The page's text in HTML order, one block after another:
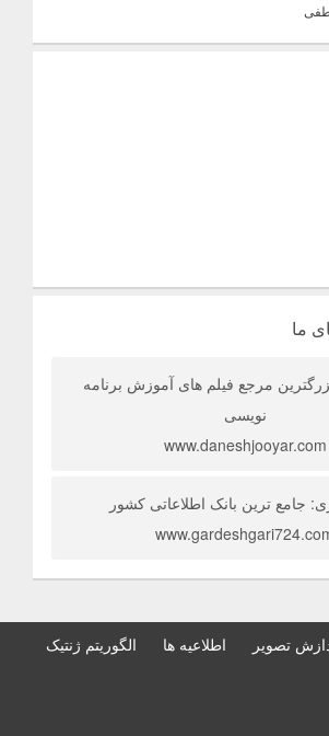
ما
مرجع فیلم های آموزش برنامه
نویسی
www.daneshjooyar.com
جامع ترین بانک اطلاعاتی کشور
تصویر اطلاعیه ها
الگوریتم ژنتیک